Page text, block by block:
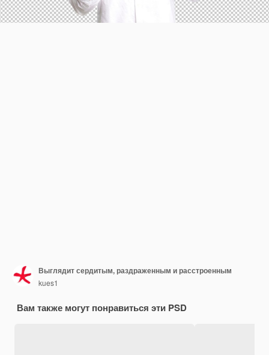
Выглядит сердитым, раздраженным и расстроенным
kues1
Вам также могут понравиться эти PSD